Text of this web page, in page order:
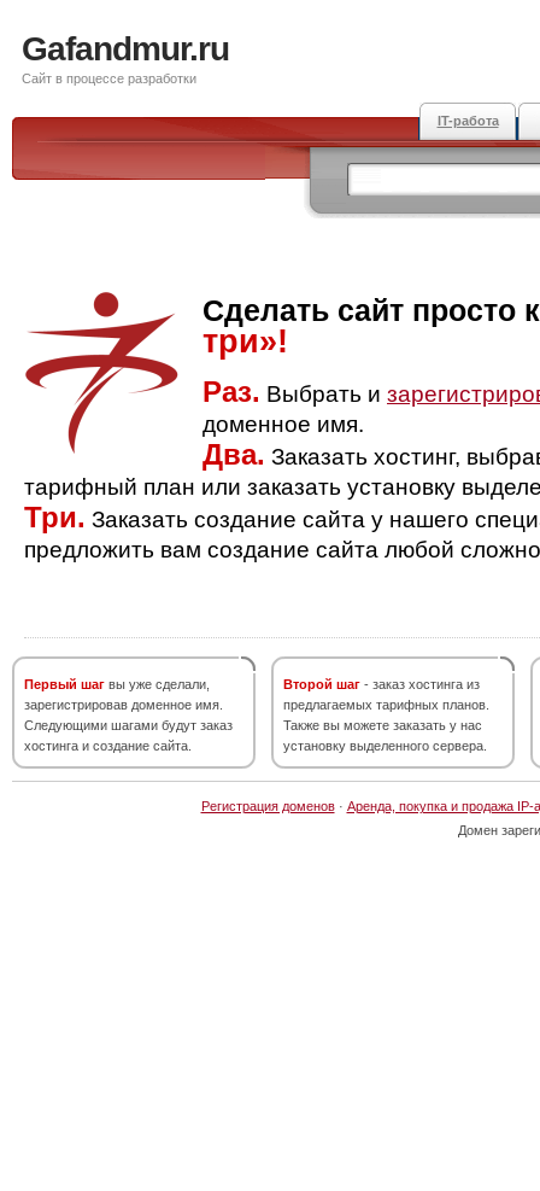
Gafandmur.ru
Сайт в процессе разработки
IT-работа
Сделать сайт просто
три»!
Раз. Выбрать и
доменное имя.
Два. Заказать хостинг,
тарифный план или заказать установку
Три. Заказать создание сайта у нашего
предложить вам создание сайта любой
Первый шаг вы уже сделали,
зарегистрировав доменное имя.
Следующими шагами будут заказ
хостинга и создание сайта.
Второй шаг - заказ хостинга из
предлагаемых тарифных планов.
Также вы можете заказать у нас
установку выделенного сервера.
Регистрация доменов· Аренда, покупка и продажа IP-
Домен